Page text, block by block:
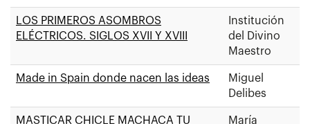
LOS PRIMEROS ASOMBROS
ELÉCTRICOS. SIGLOS XVII Y XVIII
Institución
del Divino
Maestro
Made in Spain donde nacen las ideas
Miguel
Delibes
MASTICAR CHICLE MACHACA TU
María